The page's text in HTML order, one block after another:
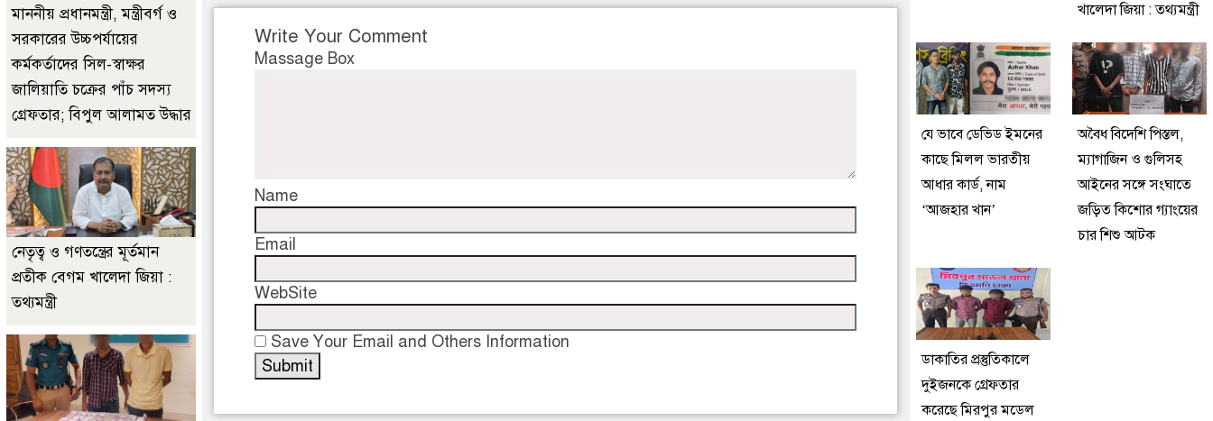
Write Your Comment
Massage Box
Name
Email
WebSite
Save Your Email and Others Information
মাননীয় প্রধানমন্ত্রী, মন্ত্রীবর্গ ও
সরকারের উচ্চপর্যায়ের
কর্মকর্তাদের সিল-স্বাক্ষর
জালিয়াতি চক্রের পাঁচ সদস্য
গ্রেফতার; বিপুল আলামত উদ্ধার
নেতৃত্ব ও গণতন্ত্রের মূর্তমান
প্রতীক বেগম খালেদা জিয়া :
তথ্যমন্ত্রী
খালেদা জিয়া : তথ্যমন্ত্রী
যে ভাবে ডেভিড ইমনের
কাছে মিলল ভারতীয়
আধার কার্ড, নাম
‘আজহার খান’
অবৈধ বিদেশি পিস্তল,
ম্যাগাজিন ও গুলিসহ
আইনের সঙ্গে সংঘাতে
জড়িত কিশোর গ্যাংয়ের
চার শিশু আটক
ডাকাতির প্রস্তুতিকালে
দুইজনকে গ্রেফতার
করেছে মিরপুর মডেল